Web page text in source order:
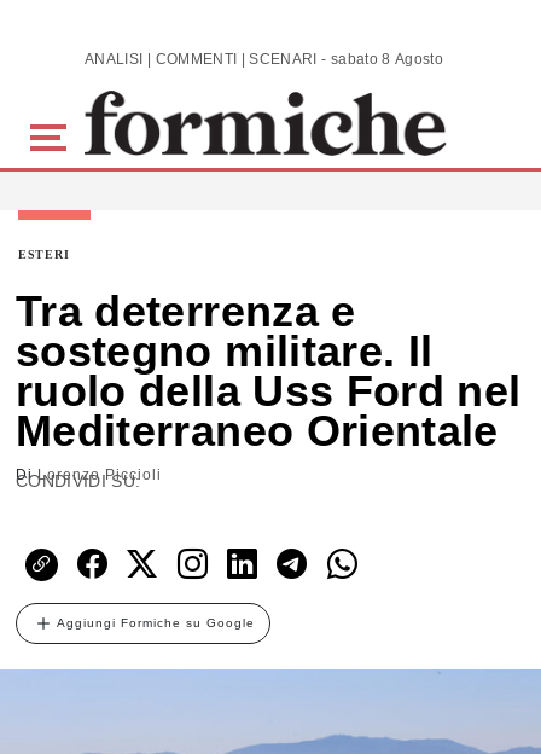
Skip to main content ANALISI | COMMENTI | SCENARI - sabato 8 Agosto 2026
ESTERI
Tra deterrenza e
sostegno militare. Il
ruolo della Uss Ford nel
Mediterraneo Orientale
DiLorenzo Piccioli
CONDIVIDI SU:
Aggiungi Formiche su Google